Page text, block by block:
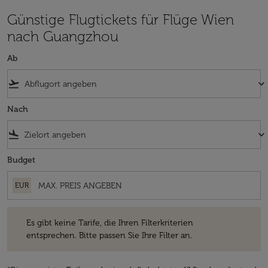
Günstige Flugtickets für Flüge Wien
nach Guangzhou
Ab
flight_takeoff keyboard_arrow_down
Nach
flight_land keyboard_arrow_down
Budget
EUR
Es gibt keine Tarife, die Ihren Filterkriterien
entsprechen. Bitte passen Sie Ihre Filter an.